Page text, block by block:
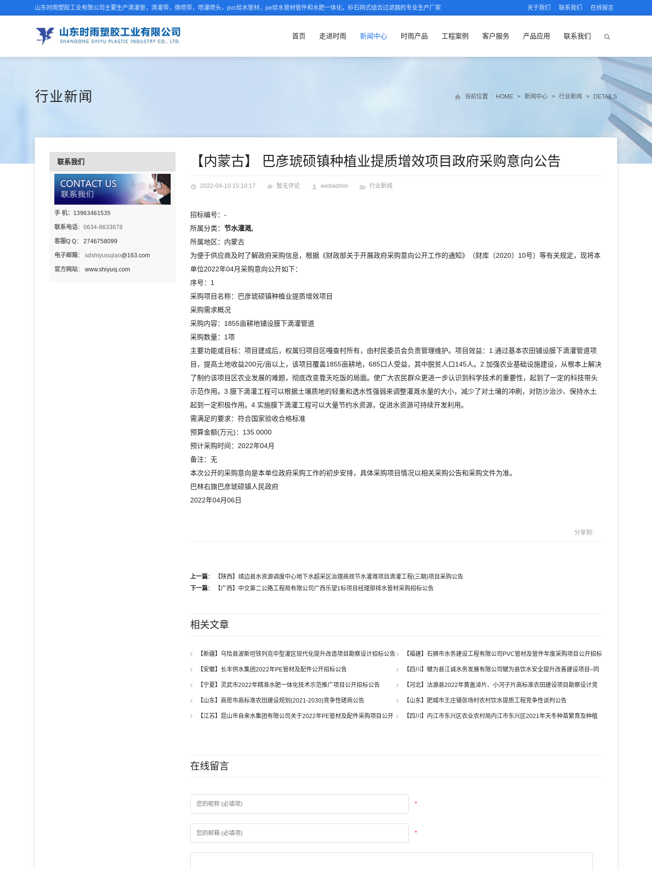
山东时雨塑胶工业有限公司主要生产滴灌管，滴灌带，微喷带，喷灌喷头，pvc给水管材，pe给水管材管件和水肥一体化，砂石网式组合过滤器的专业生产厂家 关于我们 联系我们 在线留言
首页 走进时雨 新闻中心 时雨产品 工程案例 客户服务 产品应用 联系我们
行业新闻 当前位置 : HOME > 新闻中心 > 行业新闻 > DETAILS
【内蒙古】 巴彦琥硕镇种植业提质增效项目政府采购意向公告
2022-04-10 15:10:17 暂无评论 webadmin 行业新闻
招标编号：-
所属分类： 节水灌溉,
所属地区：内蒙古
为便于供应商及时了解政府采购信息，根据《财政部关于开展政府采购意向公开工作的通知》（财库〔2020〕10号）等有关规定，现将本
单位2022年04月采购意向公开如下：
序号：1
采购项目名称：巴彦琥硕镇种植业提质增效项目
采购需求概况
采购内容：1855亩耕地铺设膜下滴灌管道
采购数量：1项
主要功能或目标：项目建成后，权属归项目区嘎查村所有，由村民委员会负责管理维护。项目效益：1.通过基本农田铺设膜下滴灌管道项
目，提高土地收益200元/亩以上，该项目覆盖1855亩耕地，685口人受益，其中脱贫人口145人。2.加强农业基础设施建设，从根本上解决
了制约该项目区农业发展的难题，彻底改变靠天吃饭的局面。使广大农民群众更进一步认识到科学技术的重要性，起到了一定的科技带头
示范作用。3.膜下滴灌工程可以根据土壤质地的轻重和透水性强弱来调整灌溉水量的大小，减少了对土壤的冲刷，对防沙治沙、保持水土
起到一定积极作用。4.实施膜下滴灌工程可以大量节约水资源，促进水资源可持续开发利用。
需满足的要求：符合国家验收合格标准
预算金额(万元)：135.0000
预计采购时间：2022年04月
备注：无
本次公开的采购意向是本单位政府采购工作的初步安排，具体采购项目情况以相关采购公告和采购文件为准。
巴林右旗巴彦琥硕镇人民政府
2022年04月06日
分享到：
上一篇：
【陕西】靖边县水资源调度中心地下水超采区治理高效节水灌溉项目滴灌工程(三期)项目采购公告
下一篇： 【广西】中交第二公路工程局有限公司广西乐望1标项目经理部排水管材采购招标公告
相关文章
【新疆】乌恰县波斯坦铁列克中型灌区现代化提升改造项目勘察设计招标公告
【福建】石狮市水务建设工程有限公司PVC管材及管件年度采购项目公开招标
公告
【安徽】长丰供水集团2022年PE管材及配件公开招标公告
【四川】犍为县江诚水务发展有限公司犍为县饮水安全提升改善建设项目–同
兴水厂改造工程(取水管及配套设施改造)(第二次)竞争性谈判公告
【宁夏】灵武市2022年精准水肥一体化技术示范推广项目公开招标公告
【河北】沽源县2022年黄盖淖片、小河子片高标准农田建设项目勘察设计竞
争性磋商公告
【山东】高密市高标准农田建设规划(2021-2030)竞争性磋商公告 【山东】肥城市王庄镇张场村农村饮水提质工程竞争性谈判公告
【江苏】昆山市自来水集团有限公司关于2022年PE管材及配件采购项目公开
【四川】内江市东兴区农业农村局内江市东兴区2021年天冬种苗繁育及种植
在线留言
*
*
联系我们
手 机：13963461535
联系电话：0634-8633678
客服Q Q： 2746758099
电子邮箱： sdshiyusujiao@163.com
官方网站： www.shiyusj.com